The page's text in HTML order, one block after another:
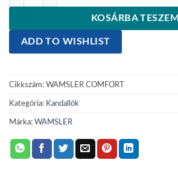
KOSÁRBA TESZEM
ADD TO WISHLIST
Cikkszám: WAMSLER COMFORT
Kategória: Kandallók
Márka: WAMSLER